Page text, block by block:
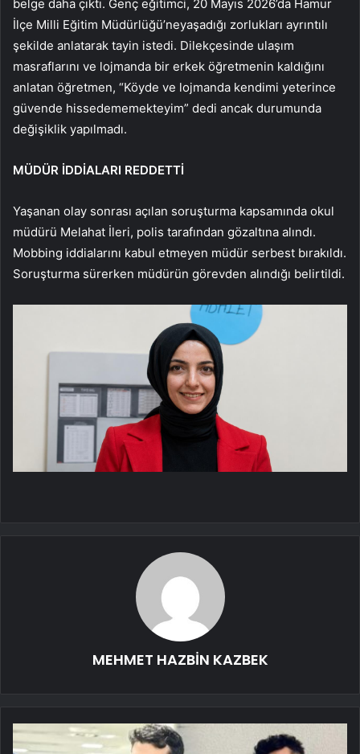
belge daha çıktı. Genç eğitimci, 20 Mayıs 2026’da Hamur
İlçe Milli Eğitim Müdürlüğü’neyaşadığı zorlukları ayrıntılı
şekilde anlatarak tayin istedi. Dilekçesinde ulaşım
masraflarını ve lojmanda bir erkek öğretmenin kaldığını
anlatan öğretmen, “Köyde ve lojmanda kendimi yeterince
güvende hissedememekteyim” dedi ancak durumunda
değişiklik yapılmadı.
MÜDÜR İDDİALARI REDDETTİ
Yaşanan olay sonrası açılan soruşturma kapsamında okul
müdürü Melahat İleri, polis tarafından gözaltına alındı.
Mobbing iddialarını kabul etmeyen müdür serbest bırakıldı.
Soruşturma sürerken müdürün görevden alındığı belirtildi.
MEHMET HAZBİN KAZBEK